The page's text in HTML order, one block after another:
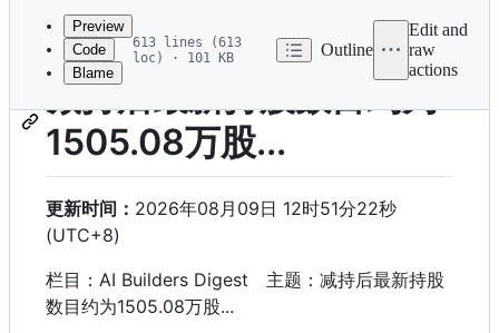
commit
metadata
and
controls
Preview
Code
Blame
613 lines (613
loc) · 101 KB
Outline
Edit and
raw
actions
减持后最新持股数目约为
1505.08万股...
更新时间： 2026年08月09日 12时51分22秒
(UTC+8)
栏目：AI Builders Digest 主题：减持后最新持股
数目约为1505.08万股...